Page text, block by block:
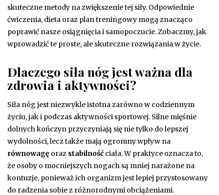
skuteczne metody na zwiększenie tej siły. Odpowiednie
ćwiczenia, dieta oraz plan treningowy mogą znacząco
poprawić nasze osiągnięcia i samopoczucie. Zobaczmy, jak
wprowadzić te proste, ale skuteczne rozwiązania w życie.
Dlaczego siła nóg jest ważna dla
zdrowia i aktywności?
Siła nóg jest niezwykle istotna zarówno w codziennym
życiu, jak i podczas aktywności sportowej. Silne mięśnie
dolnych kończyn przyczyniają się nie tylko do lepszej
wydolności, lecz także mają ogromny wpływ na
równowagę oraz stabilność ciała. W praktyce oznacza to,
że osoby o mocniejszych nogach są mniej narażone na
kontuzje, ponieważ ich organizm jest lepiej przystosowany
do radzenia sobie z różnorodnymi obciążeniami.